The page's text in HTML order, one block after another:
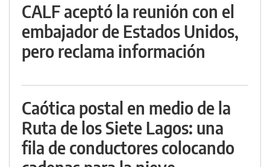
CALF aceptó la reunión con el
embajador de Estados Unidos,
pero reclama información
Caótica postal en medio de la
Ruta de los Siete Lagos: una
fila de conductores colocando